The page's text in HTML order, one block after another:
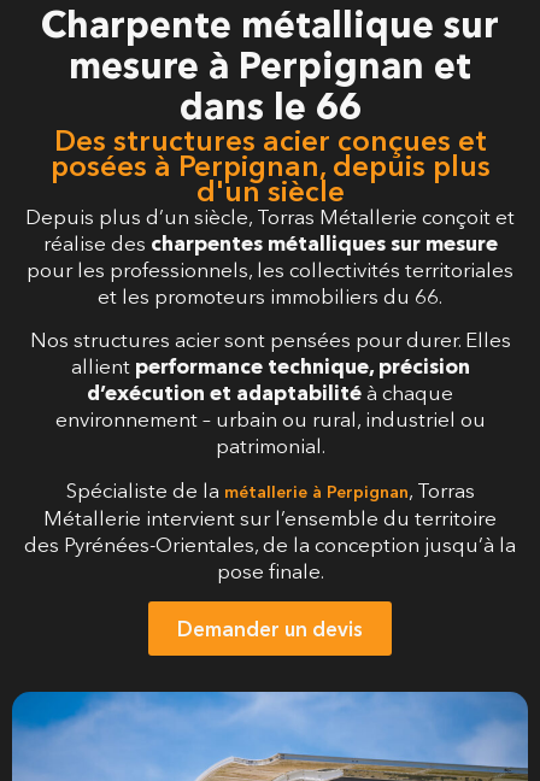
Charpente métallique sur
mesure à Perpignan et
dans le 66
Des structures acier conçues et
posées à Perpignan, depuis plus
d'un siècle
Depuis plus d’un siècle, Torras Métallerie conçoit et
réalise des charpentes métalliques sur mesure
pour les professionnels, les collectivités territoriales
et les promoteurs immobiliers du 66.
Nos structures acier sont pensées pour durer. Elles
allient performance technique, précision
d’exécution et adaptabilitéà chaque
environnement – urbain ou rural, industriel ou
patrimonial.
Spécialiste de la métallerie à Perpignan, Torras
Métallerie intervient sur l’ensemble du territoire
des Pyrénées-Orientales, de la conception jusqu’à la
pose finale.
Demander un devis